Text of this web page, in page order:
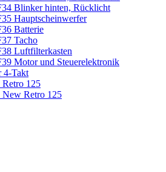
Blinker hinten, Rücklicht
Hauptscheinwerfer
Batterie
Tacho
Luftfilterkasten
Motor und Steuerelektronik
4-Takt
Retro 125
New Retro 125